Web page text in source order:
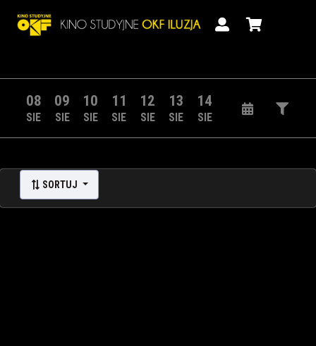
08
SIE
09
SIE
10
SIE
11
SIE
12
SIE
13
SIE
14
SIE
SORTUJ